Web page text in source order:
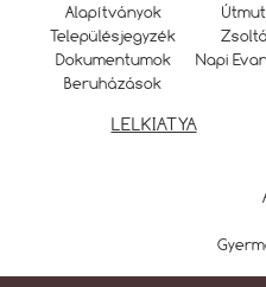
Alapítványok
Településjegyzék
Dokumentumok
Beruházások
Napi
LELKIATYA